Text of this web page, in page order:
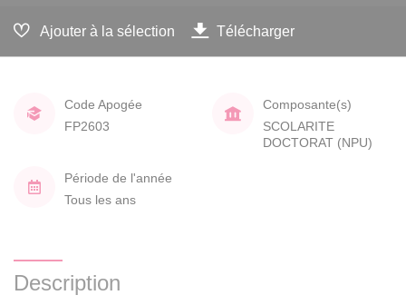
Ajouter à la sélection Télécharger
Code Apogée
FP2603
Composante(s)
SCOLARITE
DOCTORAT (NPU)
Période de l'année
Tous les ans
Description